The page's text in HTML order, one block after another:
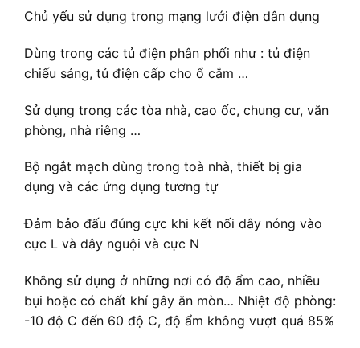
Chủ yếu sử dụng trong mạng lưới điện dân dụng
Dùng trong các tủ điện phân phối như : tủ điện
chiếu sáng, tủ điện cấp cho ổ cắm …
Sử dụng trong các tòa nhà, cao ốc, chung cư, văn
phòng, nhà riêng …
Bộ ngắt mạch dùng trong toà nhà, thiết bị gia
dụng và các ứng dụng tương tự
Đảm bảo đấu đúng cực khi kết nối dây nóng vào
cực L và dây nguội và cực N
Không sử dụng ở những nơi có độ ẩm cao, nhiều
bụi hoặc có chất khí gây ăn mòn… Nhiệt độ phòng:
-10 độ C đến 60 độ C, độ ẩm không vượt quá 85%